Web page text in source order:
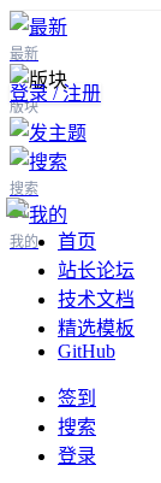
最新
版块
搜索
我的
登录 / 注册
首页
站长论坛
技术文档
精选模板
GitHub
签到
搜索
登录